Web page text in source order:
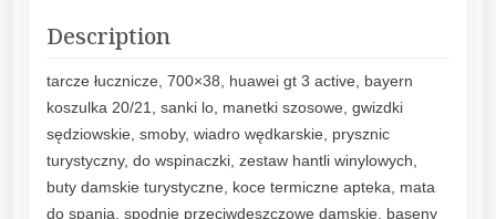
Description
tarcze łucznicze, 700×38, huawei gt 3 active, bayern
koszulka 20/21, sanki lo, manetki szosowe, gwizdki
sędziowskie, smoby, wiadro wędkarskie, prysznic
turystyczny, do wspinaczki, zestaw hantli winylowych,
buty damskie turystyczne, koce termiczne apteka, mata
do spania, spodnie przeciwdeszczowe damskie, baseny